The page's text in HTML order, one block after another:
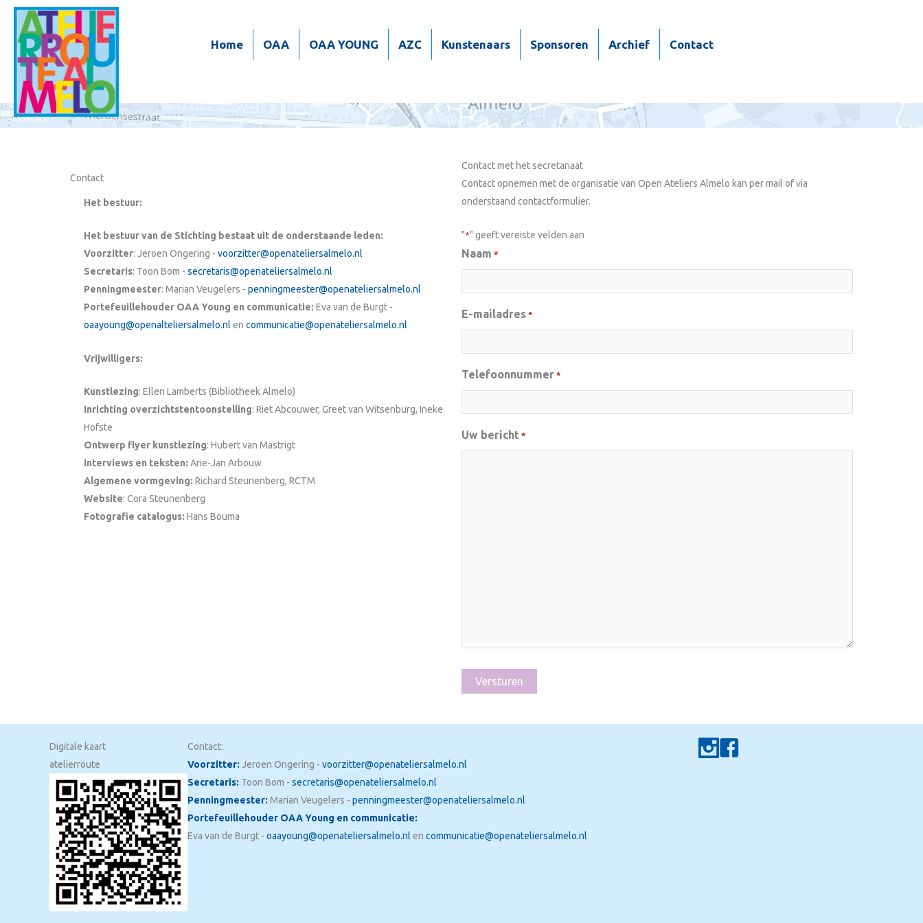
inhoud
Home OAA OAA YOUNG AZC Kunstenaars Sponsoren Archief Contact
Contact
Contact
Het bestuur:
Het bestuur van de Stichting bestaat uit de onderstaande leden:
Voorzitter: Jeroen Ongering - voorzitter@openateliersalmelo.nl
Secretaris: Toon Bom - secretaris@openateliersalmelo.nl
Penningmeester: Marian Veugelers - penningmeester@openateliersalmelo.nl
Portefeuillehouder OAA Young en communicatie: Eva van de Burgt -
oaayoung@openalteliersalmelo.nl en communicatie@openateliersalmelo.nl
Vrijwilligers:
Kunstlezing: Ellen Lamberts (Bibliotheek Almelo)
Inrichting overzichtstentoonstelling: Riet Abcouwer, Greet van Witsenburg, Ineke
Hofste
Ontwerp flyer kunstlezing: Hubert van Mastrigt
Interviews en teksten: Arie-Jan Arbouw
Algemene vormgeving: Richard Steunenberg, RCTM
Website: Cora Steunenberg
Fotografie catalogus: Hans Bouma
Contact met het secretariaat
Contact opnemen met de organisatie van Open Ateliers Almelo kan per mail of via
onderstaand contactformulier.
"*" geeft vereiste velden aan
Naam *
E-mailadres *
Telefoonnummer *
Uw bericht *
Digitale kaart
atelierroute
Contact:
Voorzitter: Jeroen Ongering - voorzitter@openateliersalmelo.nl
Secretaris: Toon Bom - secretaris@openateliersalmelo.nl
Penningmeester: Marian Veugelers - penningmeester@openateliersalmelo.nl
Portefeuillehouder OAA Young en communicatie:
Eva van de Burgt - oaayoung@openateliersalmelo.nl en communicatie@openateliersalmelo.nl